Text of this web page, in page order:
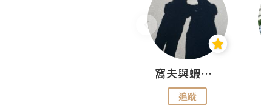
窩夫與蝦子餅
追蹤